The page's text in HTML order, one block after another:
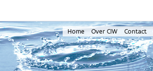
Home Over CIW Contact